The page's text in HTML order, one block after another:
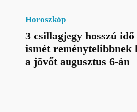
Horoszkóp
3 csillagjegy hosszú idő
ismét reménytelibbnek
a jövőt augusztus 6-án